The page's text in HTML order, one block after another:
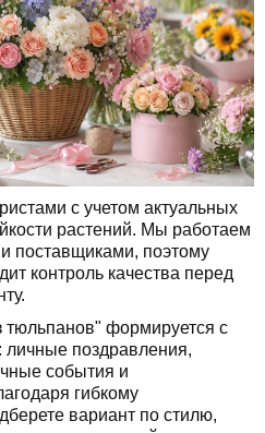
с учетом актуальных
растений. Мы работаем
поставщиками, поэтому
контроль качества перед
тюльпанов" формируется с
личные поздравления,
события и
гибкому
вариант по стилю,